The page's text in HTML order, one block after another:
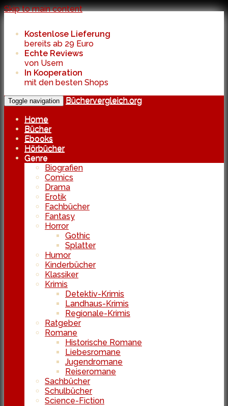
Skip to main content
Kostenlose Lieferung
bereits ab 29 Euro
Echte Reviews
von Usern
In Kooperation
mit den besten Shops
Toggle navigation
Büchervergleich.org
Home
Bücher
Ebooks
Hörbücher
Genre
Biografien
Comics
Drama
Erotik
Fachbücher
Fantasy
Horror
Gothic
Splatter
Humor
Kinderbücher
Klassiker
Krimis
Detektiv-Krimis
Landhaus-Krimis
Regionale-Krimis
Ratgeber
Romane
Historische Romane
Liebesromane
Jugendromane
Reiseromane
Sachbücher
Schulbücher
Science-Fiction